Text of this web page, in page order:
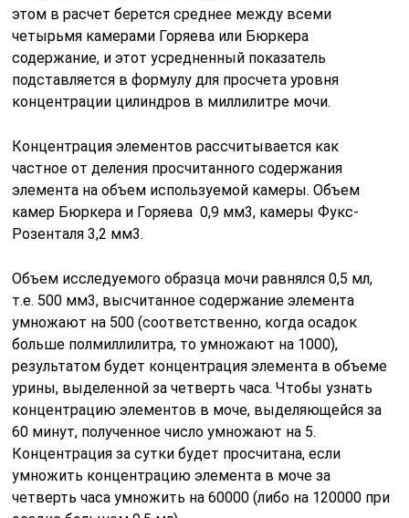
Объем исследуемого образца мочи равнялся 0,5 мл,
т.е. 500 мм3, высчитанное содержание элемента
умножают на 500 (соответственно, когда осадок
больше полмиллилитра, то умножают на 1000),
результатом будет концентрация элемента в объеме
урины, выделенной за четверть часа. Чтобы узнать
концентрацию элементов в моче, выделяющейся за
60 минут, полученное число умножают на 5.
Концентрация за сутки будет просчитана, если
умножить концентрацию элемента в моче за
четверть часа умножить на 60000 (либо на 120000 при
осадке большем 0,5 мл).
Алгоритм взятия мочи
Методика взятия мочи на анализ зависит от того,
каким образом ее будут исследовать в лаборатории.
Для общеклинического анализа, теста по Нечипоренко
и исследования дезоксипиридинолина берут
утреннюю мочу по такому алгоритму:
жидкость собирают в чистую стерильную баночку
сразу после ночного сна;
перед забором проводят интимную гигиену;